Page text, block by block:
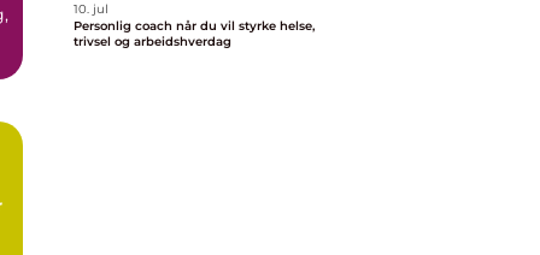
10. jul
Personlig coach når du vil styrke helse,
trivsel og arbeidshverdag